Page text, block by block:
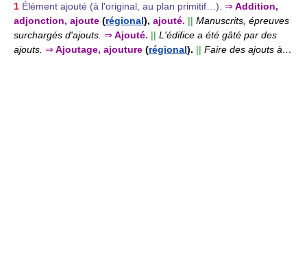
1 Élément ajouté (à l'original, au plan primitif…). ⇒ Addition,
adjonction, ajoute (régional), ajouté. || Manuscrits, épreuves
surchargés d'ajouts. ⇒ Ajouté. || L'édifice a été gâté par des
ajouts. ⇒ Ajoutage, ajouture (régional). || Faire des ajouts à…